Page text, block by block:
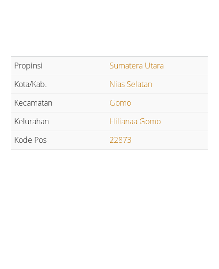
Sumatera Utara
Nias Selatan
Gomo
Hilianaa Gomo
22873